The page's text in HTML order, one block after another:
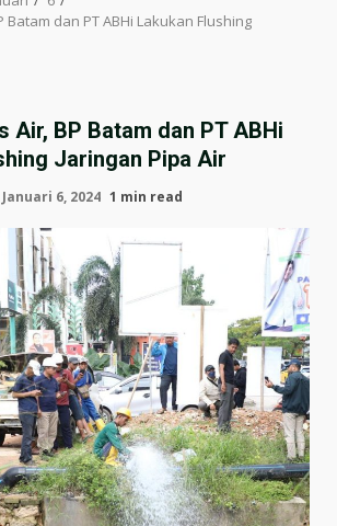
Batam dan PT ABHi Lakukan Flushing
Air, BP Batam dan PT ABHi
Jaringan Pipa Air
Januari 6, 2024 1 min read